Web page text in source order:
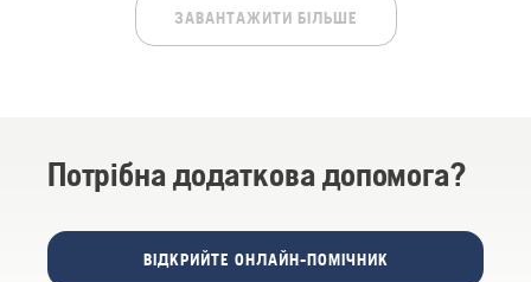
ЗАВАНТАЖИТИ БІЛЬШЕ
Потрібна додаткова допомога?
ВІДКРИЙТЕ ОНЛАЙН-ПОМІЧНИК